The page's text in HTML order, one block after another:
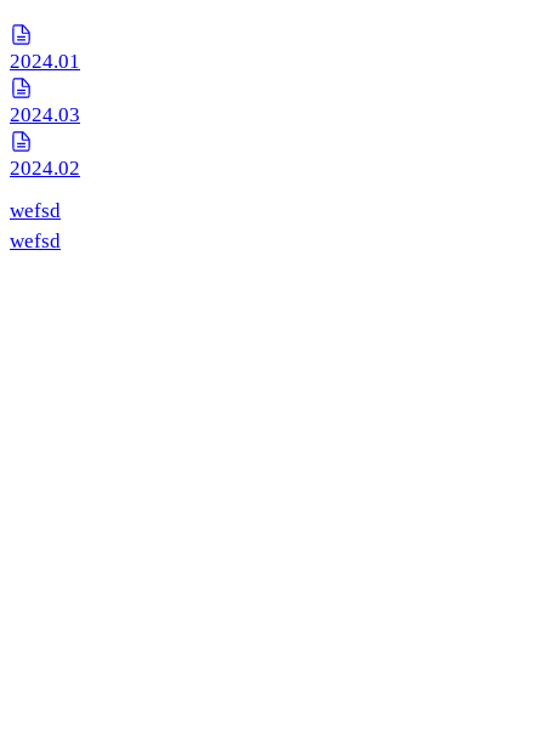
2024.01
2024.03
2024.02
wefsd
wefsd